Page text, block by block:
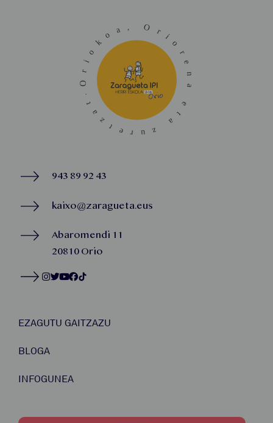
943 89 92 43
kaixo@zaragueta.eus
Abaromendi 11
20810 Orio
EZAGUTU GAITZAZU
BLOGA
INFOGUNEA